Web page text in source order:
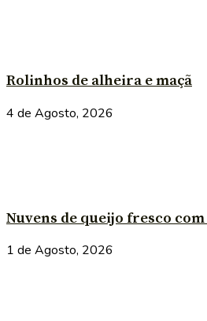
Rolinhos de alheira e maçã
4 de Agosto, 2026
Nuvens de queijo fresco
1 de Agosto, 2026